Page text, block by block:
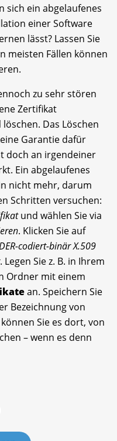
sich ein abgelaufenes
einer Software
lässt? Lassen Sie
meisten Fällen können
zu sehr stören
Zertifikat
Das Löschen
Garantie dafür
doch an irgendeiner
Ein abgelaufenes
nicht mehr, darum
Schritten versuchen:
und wählen Sie via
. Klicken Sie auf
codiert-binär X.509
. Legen Sie z. B. in Ihrem
Ordner mit einem
an. Speichern Sie
Bezeichnung von
Sie es dort, von
– wenn es denn